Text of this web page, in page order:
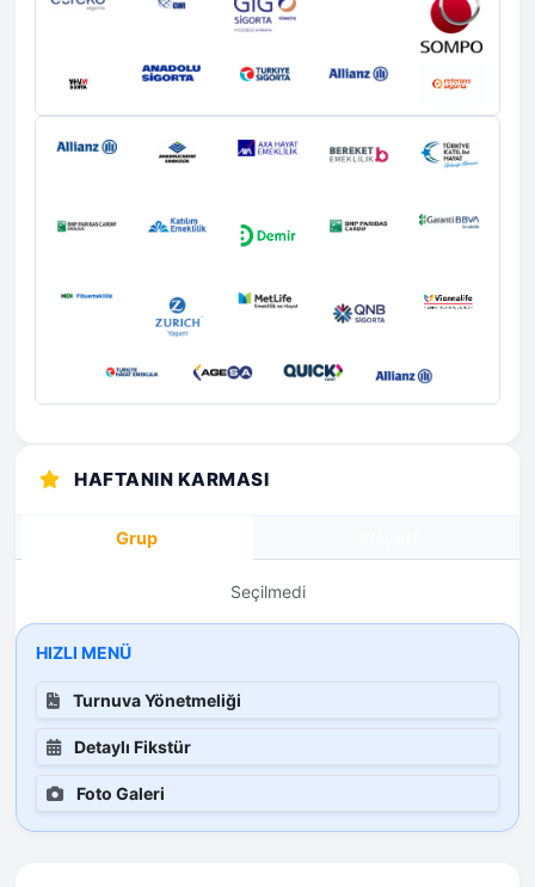
HAFTANIN KARMASI
Grup
Seçilmedi
HIZLI MENÜ
Turnuva Yönetmeliği
Detaylı Fikstür
Foto Galeri